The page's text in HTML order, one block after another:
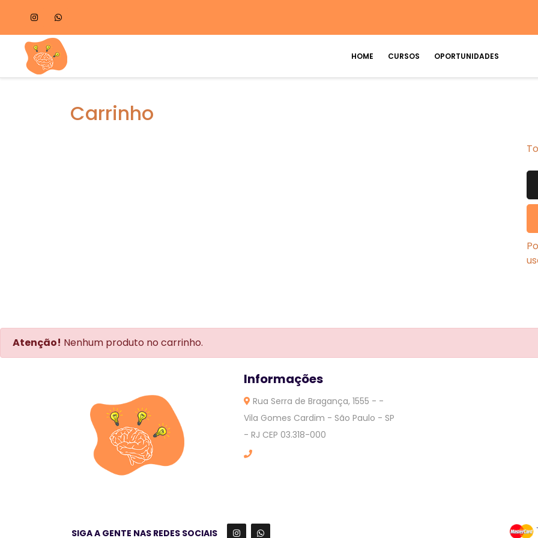
HOME CURSOS OPORTUNIDADES
Carrinho
Atenção! Nenhum produto no carrinho.
Informações
Rua Serra de Bragança, 1555 - -
Vila Gomes Cardim - São Paulo - SP
- RJ CEP 03.318-000
SIGA A GENTE NAS REDES SOCIAIS